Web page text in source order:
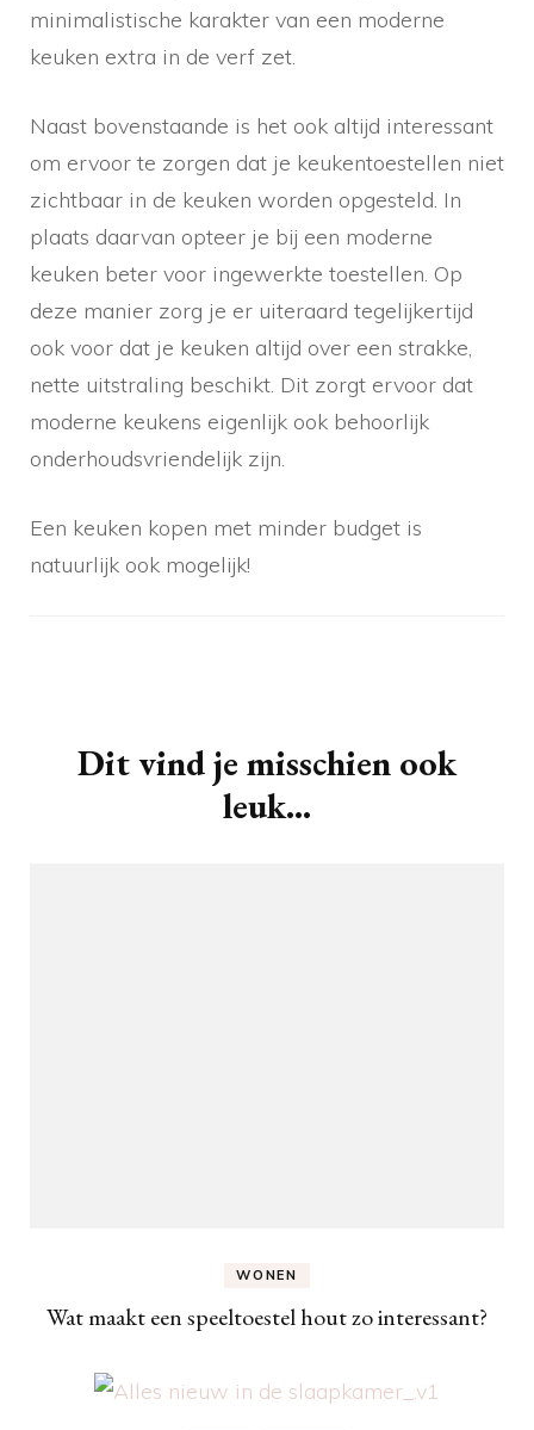
minimalistische karakter van een moderne
keuken extra in de verf zet.
Naast bovenstaande is het ook altijd interessant
om ervoor te zorgen dat je keukentoestellen niet
zichtbaar in de keuken worden opgesteld. In
plaats daarvan opteer je bij een moderne
keuken beter voor ingewerkte toestellen. Op
deze manier zorg je er uiteraard tegelijkertijd
ook voor dat je keuken altijd over een strakke,
nette uitstraling beschikt. Dit zorgt ervoor dat
moderne keukens eigenlijk ook behoorlijk
onderhoudsvriendelijk zijn.
Een keuken kopen met minder budget is
natuurlijk ook mogelijk!
Dit vind je misschien ook
leuk...
WONEN
Wat maakt een speeltoestel hout zo interessant?